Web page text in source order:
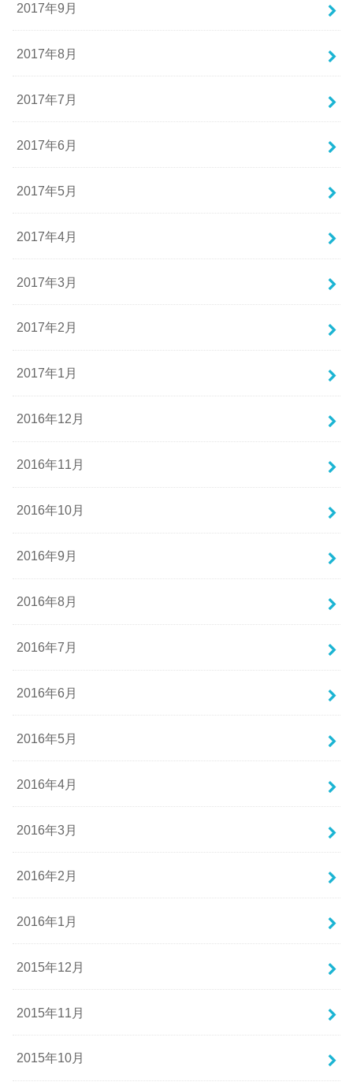
2017年9月
2017年8月
2017年7月
2017年6月
2017年5月
2017年4月
2017年3月
2017年2月
2017年1月
2016年12月
2016年11月
2016年10月
2016年9月
2016年8月
2016年7月
2016年6月
2016年5月
2016年4月
2016年3月
2016年2月
2016年1月
2015年12月
2015年11月
2015年10月